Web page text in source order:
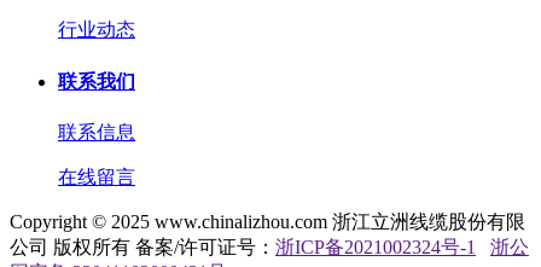
行业动态
联系我们
联系信息
在线留言
Copyright © 2025 www.chinalizhou.com 浙江立洲线缆股份有限
公司 版权所有 备案/许可证号： 浙ICP备2021002324号-1
浙公